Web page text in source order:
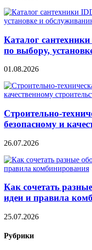
Каталог
по выбору,
01.08.2026
безопасному и
26.07.2026
Как сочетать
идеи и правила
25.07.2026
Рубрики